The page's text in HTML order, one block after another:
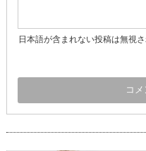
日本語が含まれない投稿は無視